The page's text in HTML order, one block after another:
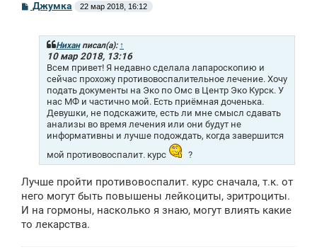
С
Джумка 22 мар 2018, 16:12
Ниханписал(а): ↑
10 мар 2018, 13:16
Всем привет! Я недавно сделала лапароскопию и
сейчас прохожу противовоспалительное лечение. Хочу
подать документы на Эко по Омс в Центр Эко Курск. У
нас МФ и частично мой. Есть приёмная доченька.
Девушки, не подскажите, есть ли мне смысл сдавать
анализы во время лечения или они будут не
информативны и лучше подождать, когда завершится
мой противовоспалит. курс
?
Лучше пройти противовоспалит. курс сначала, т.к. от
него могут быть повышены лейкоциты, эритроциты.
И на гормоны, насколько я знаю, могут влиять какие
то лекарства.